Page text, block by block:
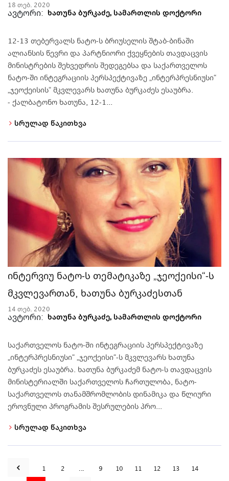
ავტორი: ხათუნა ბურკაძე, სამართლის დოქტორი
18 თებ. 2020
12-13 თებერვალს ნატო-ს ბრიუსელის შტაბ-ბინაში
ალიანსის წევრი და პარტნიორი ქვეყნების თავდაცვის
მინისტრების შეხვედრის შედეგებსა და საქართველოს
ნატო-ში ინტეგრაციის პერსპექტივაზე „ინტერპრესნიუსი“
„ჯეოქეისის“ მკვლევარს ხათუნა ბურკაძეს ესაუბრა.
- ქალბატონო ხათუნა, 12-1...
სრულად წაკითხვა
ინტერვიუ ნატო-ს თემატიკაზე „ჯეოქეისი“-ს
მკვლევართან, ხათუნა ბურკაძესთან
ავტორი: ხათუნა ბურკაძე, სამართლის დოქტორი
14 თებ. 2020
საქართველოს ნატო-ში ინტეგრაციის პერსპექტივაზე
„ინტერპრესნიუსი“ „ჯეოქეისი“-ს მკვლევარს ხათუნა
ბურკაძეს ესაუბრა. ხათუნა ბურკაძემ ნატო-ს თავდაცვის
მინისტერიალში საქართველოს ჩართულობა, ნატო-
საქართველოს თანამშრომლობის დინამიკა და წლიური
ეროვნული პროგრამის შესრულების პრო...
სრულად წაკითხვა
1 2 ... 9 10 11 12 13 14